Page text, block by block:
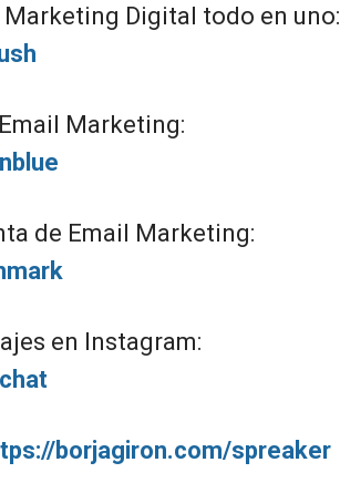
Marketing Digital todo en uno:
Marketing:
de Email Marketing:
en Instagram:
borjagiron.com/spreaker